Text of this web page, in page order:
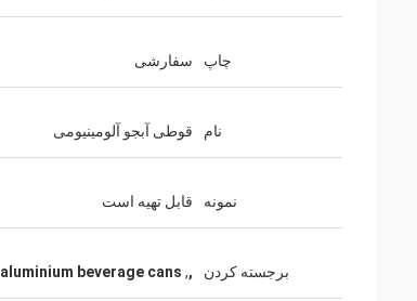
چاپ سفارشی
نام قوطی آبجو آلومینیومی
نمونه قابل تهیه است
برجسته کردن ,
,
aluminium beverage cans